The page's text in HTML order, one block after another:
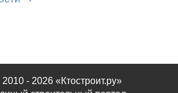
- 2026 «Ктостроит.ру»